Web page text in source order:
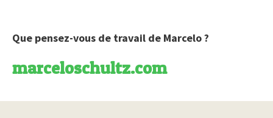
Que pensez-vous de travail de Marcelo ?
marceloschultz.com